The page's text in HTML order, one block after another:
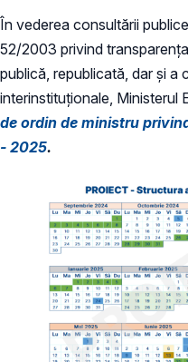
În vederea consultării
52/2003 privind
publică, republicată, dar și a
interinstituționale, Ministerul
de ordin de ministru
- 2025.